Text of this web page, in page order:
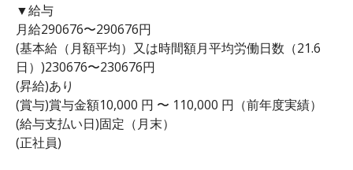
▼給与
月給290676〜290676円
(基本給（月額平均）又は時間額月平均労働日数（21.6
日）)230676〜230676円
(昇給)あり
(賞与)賞与金額10,000 円 〜 110,000 円（前年度実績）
(給与支払い日)固定（月末）
(正社員)